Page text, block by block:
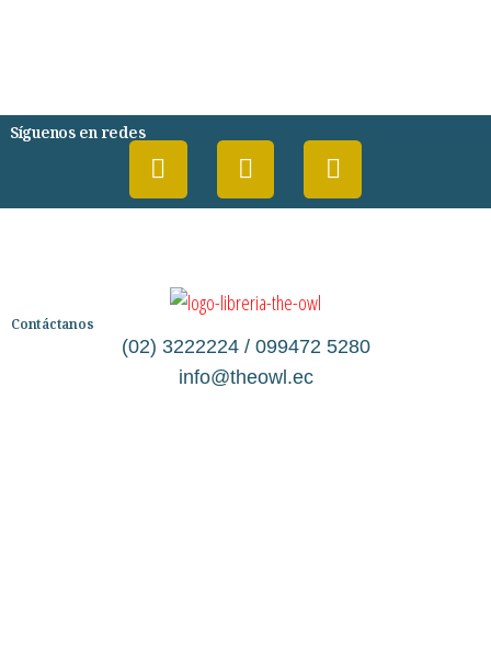
Síguenos en redes
Contáctanos
(02) 3222224 / 099472 5280
info@theowl.ec